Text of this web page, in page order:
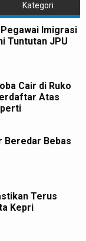
Kategori
Pegawai Imigrasi
Tuntutan JPU
Cair di Ruko
Atas
Beredar Bebas
Terus
Kepri